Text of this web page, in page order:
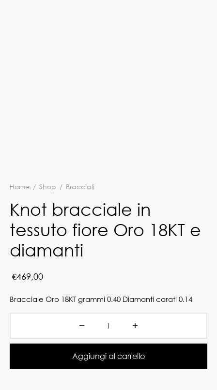
Home / Shop / Bracciali
Knot bracciale in
tessuto fiore Oro 18KT e
diamanti
€469,00
Bracciale Oro 18KT grammi 0.40 Diamanti carati 0.14
Aggiungi al carrello